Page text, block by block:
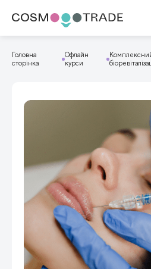
Головна
сторінка
Офлайн
курси